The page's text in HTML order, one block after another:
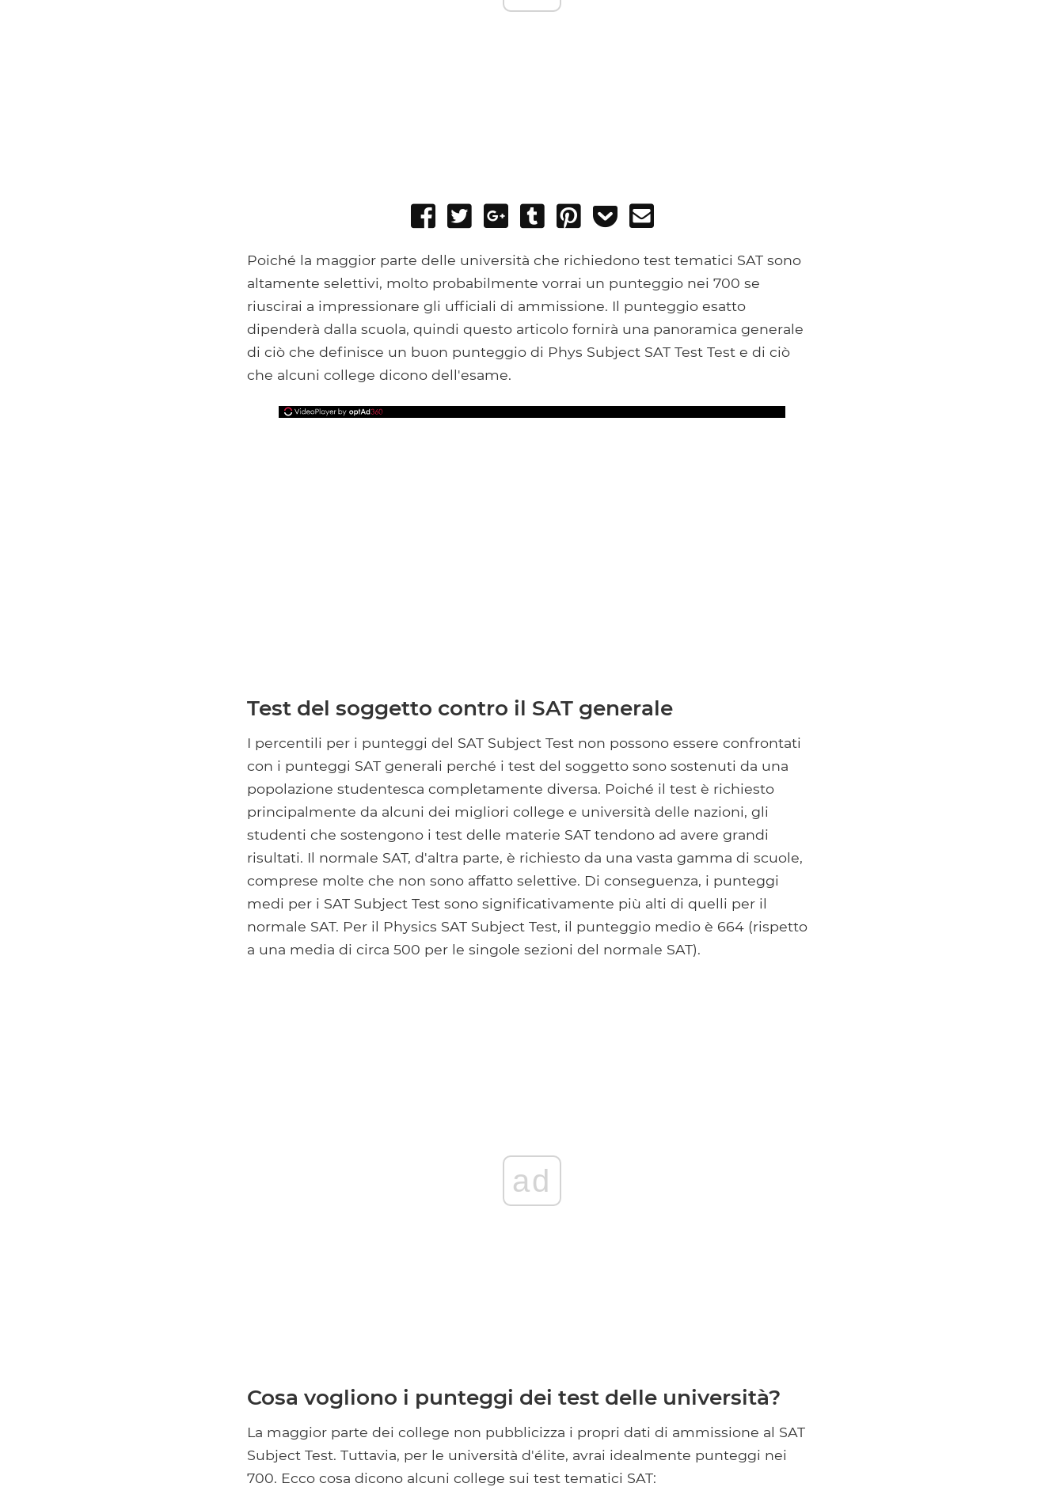
Share
Facebook
Tweet
Share
Google+
Post
Tumblr
Pin
Add
Pocket
Poiché la maggior parte delle università che richiedono test tematici SAT sono
altamente selettivi, molto probabilmente vorrai un punteggio nei 700 se
riuscirai a impressionare gli ufficiali di ammissione. Il punteggio esatto
dipenderà dalla scuola, quindi questo articolo fornirà una panoramica generale
di ciò che definisce un buon punteggio di Phys Subject SAT Test Test e di ciò
che alcuni college dicono dell'esame.
Test del soggetto contro il SAT generale
I percentili per i punteggi del SAT Subject Test non possono essere confrontati
con i punteggi SAT generali perché i test del soggetto sono sostenuti da una
popolazione studentesca completamente diversa. Poiché il test è richiesto
principalmente da alcuni dei migliori college e università delle nazioni, gli
studenti che sostengono i test delle materie SAT tendono ad avere grandi
risultati. Il normale SAT, d'altra parte, è richiesto da una vasta gamma di scuole,
comprese molte che non sono affatto selettive. Di conseguenza, i punteggi
medi per i SAT Subject Test sono significativamente più alti di quelli per il
normale SAT. Per il Physics SAT Subject Test, il punteggio medio è 664 (rispetto
a una media di circa 500 per le singole sezioni del normale SAT).
ad
Cosa vogliono i punteggi dei test delle università?
La maggior parte dei college non pubblicizza i propri dati di ammissione al SAT
Subject Test. Tuttavia, per le università d'élite, avrai idealmente punteggi nei
700. Ecco cosa dicono alcuni college sui test tematici SAT: